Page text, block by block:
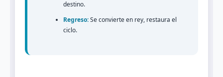
destino.
Regreso:Se convierte en rey, restaura el
ciclo.